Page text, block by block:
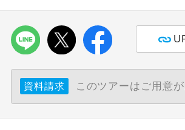
資料請求 このツアーはご用意
おひとり様バ
ス2席利用
おひとり様でバス席
す。